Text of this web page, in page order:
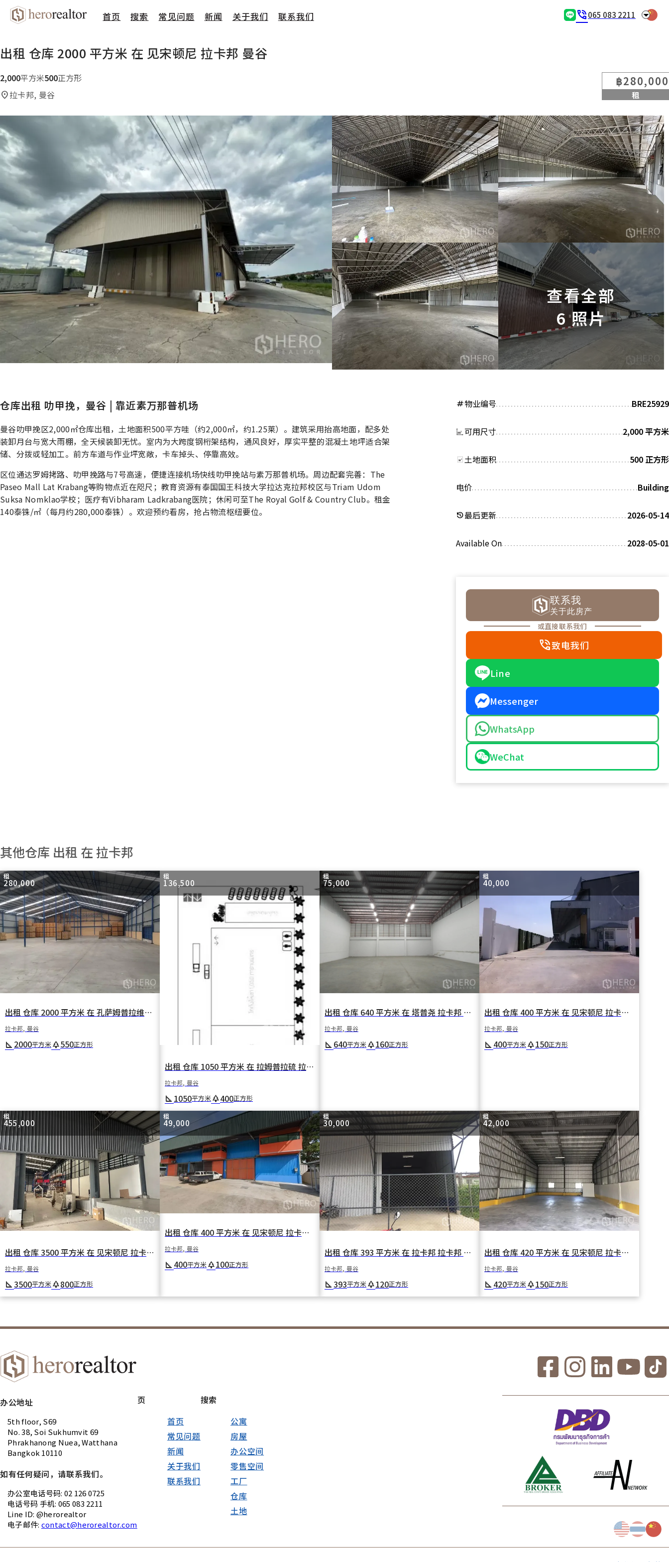
首页 搜索 常见问题 新闻 关于我们 联系我们 phone_in_talk065 083 2211 arrow_drop_down
出租 仓库 2000 平方米 在 见宋顿尼 拉卡邦 曼谷
2,000平方米500正方形
location_on拉卡邦, 曼谷
฿280,000
租
查看全部
6 照片
仓库出租 叻甲挽，曼谷 | 靠近素万那普机场
曼谷叻甲挽区2,000㎡仓库出租，土地面积500平方哇（约2,000㎡，约1.25莱）。建筑采用抬高地面，配多处
装卸月台与宽大雨棚，全天候装卸无忧。室内为大跨度钢桁架结构，通风良好，厚实平整的混凝土地坪适合架
储、分拨或轻加工。前方车道与作业坪宽敞，卡车掉头、停靠高效。
区位通达罗姆拷路、叻甲挽路与7号高速，便捷连接机场快线叻甲挽站与素万那普机场。周边配套完善：The
Paseo Mall Lat Krabang等购物点近在咫尺；教育资源有泰国国王科技大学拉达克拉邦校区与Triam Udom
Suksa Nomklao学校；医疗有Vibharam Ladkrabang医院；休闲可至The Royal Golf & Country Club。租金
140泰铢/㎡（每月约280,000泰铢）。欢迎预约看房，抢占物流枢纽要位。
tag物业编号 BRE25929
可用尺寸 2,000 平方米
土地面积 500 正方形
电价 Building
history最后更新 2026-05-14
Available On 2028-05-01
联系我
关于此房产
或直接联系我们
phone_in_talk致电我们
Line
Messenger
WhatsApp
WeChat
其他仓库 出租 在 拉卡邦
租
280,000
出租 仓库 2000 平方米 在 孔萨姆普拉维特 拉卡邦 曼谷
拉卡邦, 曼谷
square_foot 2000平方米park550正方形
租
136,500
出租 仓库 1050 平方米 在 拉姆普拉硫 拉卡邦 曼谷
拉卡邦, 曼谷
square_foot 1050平方米park400正方形
租
75,000
出租 仓库 640 平方米 在 塔普尧 拉卡邦 曼谷
拉卡邦, 曼谷
square_foot 640平方米park160正方形
租
40,000
出租 仓库 400 平方米 在 见宋顿尼 拉卡邦 曼谷
拉卡邦, 曼谷
square_foot 400平方米park150正方形
租
455,000
出租 仓库 3500 平方米 在 见宋顿尼 拉卡邦 曼谷
拉卡邦, 曼谷
square_foot3500平方米park800正方形
租
49,000
出租 仓库 400 平方米 在 见宋顿尼 拉卡邦 曼谷
拉卡邦, 曼谷
square_foot 400平方米park100正方形
租
30,000
出租 仓库 393 平方米 在 拉卡邦 拉卡邦 曼谷
拉卡邦, 曼谷
square_foot393平方米park120正方形
租
42,000
出租 仓库 420 平方米 在 见宋顿尼 拉卡邦 曼谷
拉卡邦, 曼谷
square_foot 420平方米park150正方形
办公地址
5th floor, S69
No. 38, Soi Sukhumvit 69
Phrakhanong Nuea, Watthana
Bangkok 10110
如有任何疑问，请联系我们。
办公室电话号码: 02 126 0725
电话号码 手机: 065 083 2211
Line ID: @herorealtor
电子邮件: contact@herorealtor.com
页
首页
常见问题
新闻
关于我们
联系我们
搜索
公寓
房屋
办公空间
零售空间
工厂
仓库
土地